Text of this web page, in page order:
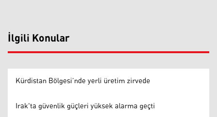
İlgili Konular
Kürdistan Bölgesi’nde yerli üretim zirvede
Irak'ta güvenlik güçleri yüksek alarma geçti